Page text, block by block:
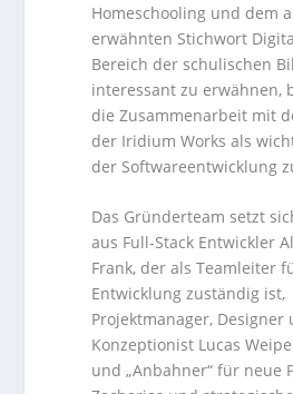
Homeschooling und dem
erwähnten Stichwort
Bereich der schulischen
interessant zu erwähnen,
die Zusammenarbeit mit
der Iridium Works als
der Softwareentwicklung
Das Gründerteam setzt
aus Full-Stack Entwickler
Frank, der als Teamleiter
Entwicklung zuständig ist,
Projektmanager, Designer
Konzeptionist Lucas
und „Anbahner“ für neue